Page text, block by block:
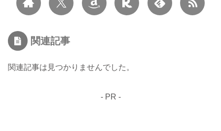
関連記事
関連記事は見つかりませんでした。
- PR -